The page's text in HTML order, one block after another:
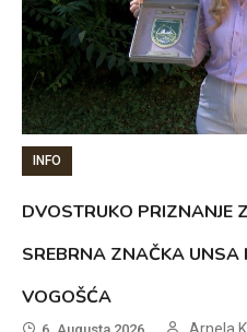
INFO
DVOSTRUKO PRIZNANJE
SREBRNA ZNAČKA UNSA
VOGOŠĆA